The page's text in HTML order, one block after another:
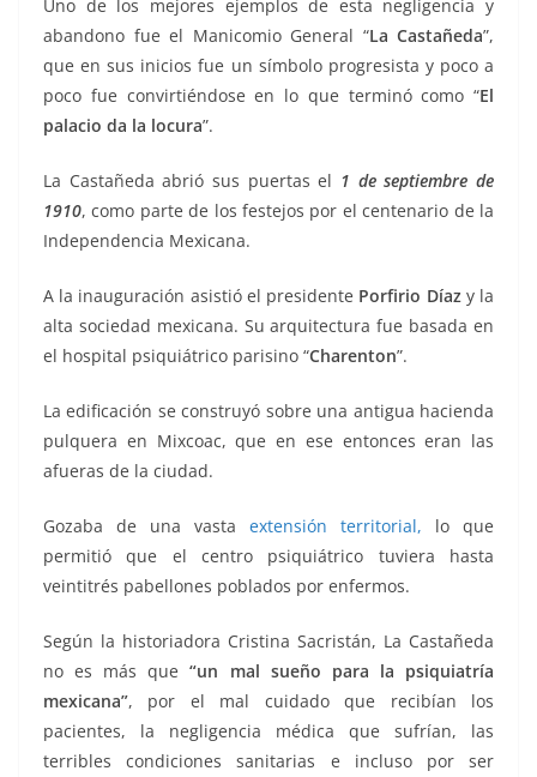
Uno de los mejores ejemplos de esta negligencia y
abandono fue el Manicomio General “La Castañeda”,
que en sus inicios fue un símbolo progresista y poco a
poco fue convirtiéndose en lo que terminó como “El
palacio da la locura”.
La Castañeda abrió sus puertas el 1 de septiembre de
1910, como parte de los festejos por el centenario de la
Independencia Mexicana.
A la inauguración asistió el presidente Porfirio Díazy la
alta sociedad mexicana. Su arquitectura fue basada en
el hospital psiquiátrico parisino “Charenton”.
La edificación se construyó sobre una antigua hacienda
pulquera en Mixcoac, que en ese entonces eran las
afueras de la ciudad.
Gozaba de una vasta extensión territorial, lo que
permitió que el centro psiquiátrico tuviera hasta
veintitrés pabellones poblados por enfermos.
Según la historiadora Cristina Sacristán, La Castañeda
no es más que “un mal sueño para la psiquiatría
mexicana”, por el mal cuidado que recibían los
pacientes, la negligencia médica que sufrían, las
terribles condiciones sanitarias e incluso por ser